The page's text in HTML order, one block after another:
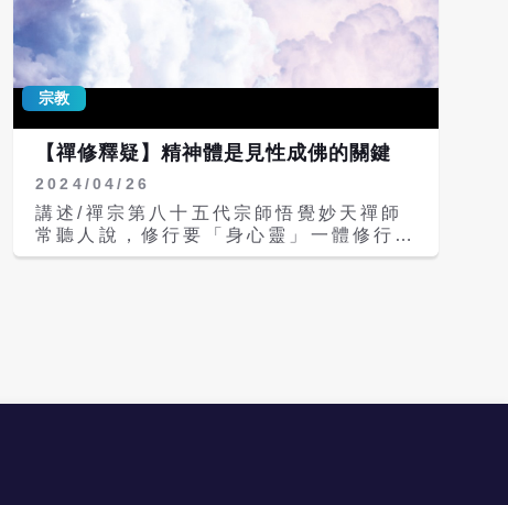
精彩節目，眾人都心開意解。 今年新春
團拜除了北部弟子及地球佛國大家庭的家
人們齊聚台北南港大禪堂，另有來自美國
的弟子專程來台與會，中南部、東部道場
及海外道場則同步視訊連線觀看轉播，殊
簡華葆老師帶領的葆舞壂演出《天馬奔
騰》舞曲，羅常秦老師以二胡伴奏，氣勢
磅礡，感動人心。隨後，主持人帶領眾人
恭誦統天大佛祝壽詞，眾皆誓願一世成
佛。接著，弟子們向妙天師父拜年，彼此
也互相祝賀「超越時空、立馬成功」。妙
為大家開示。禪師說，雖然大家都知道修
宗教
【禪修釋疑】精神體是見性成佛的關鍵
2024/04/26
講述/禪宗第八十五代宗師悟覺妙天禪師
常聽人說，修行要「身心靈」一體修行；
請問「身心靈」要怎麼修？ 人有三種身